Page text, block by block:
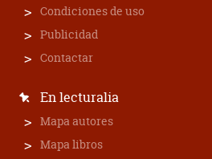
Condiciones de uso
Publicidad
Contactar
En lecturalia
Mapa autores
Mapa libros